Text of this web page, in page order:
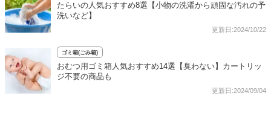
たらいの人気おすすめ8選【小物の洗濯から頑固な汚れの予
洗いなど】
更新日:2024/10/22
ゴミ箱(ごみ箱)
おむつ用ゴミ箱人気おすすめ14選【臭わない】カートリッ
ジ不要の商品も
更新日:2024/09/04